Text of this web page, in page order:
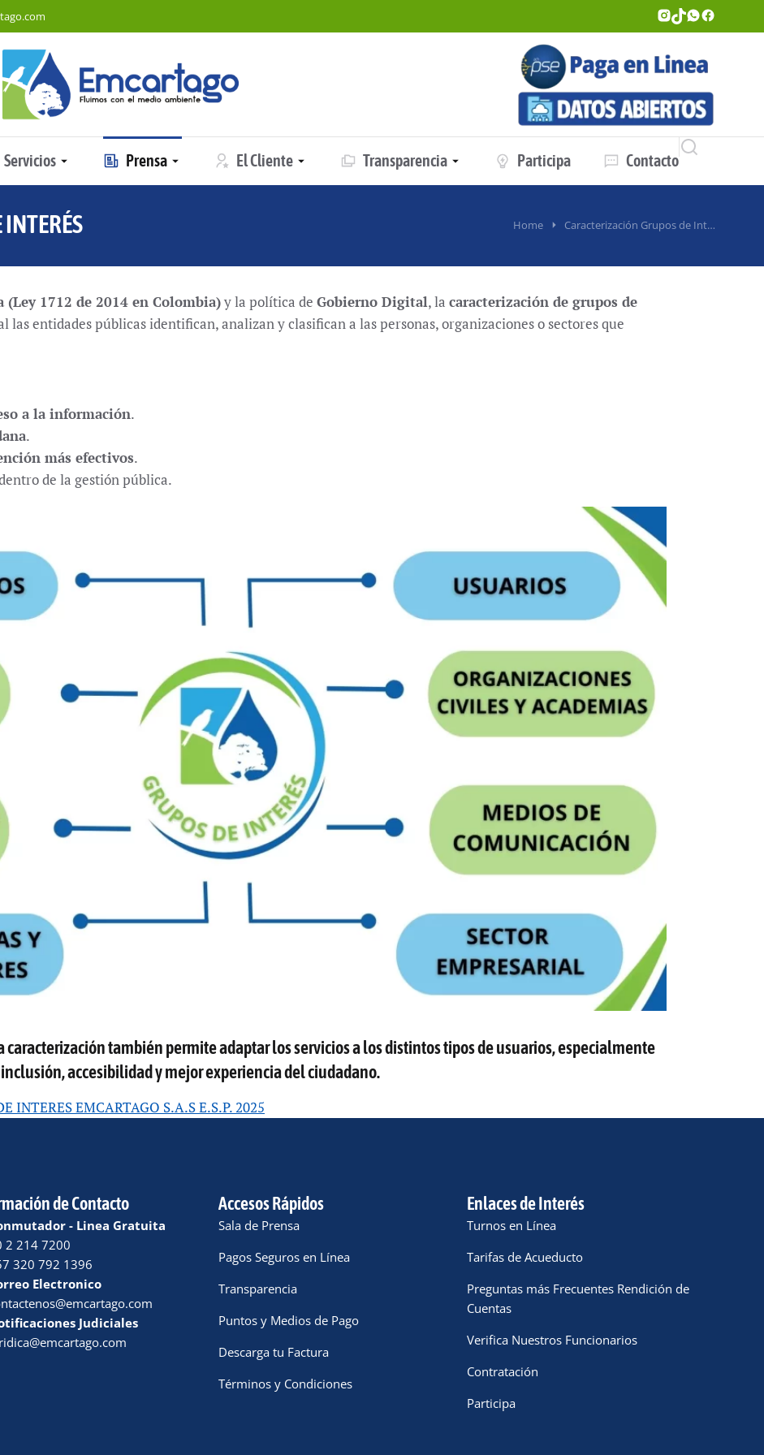
Servicios Prensa El Cliente Transparencia Participa Contacto
Home Caracterización Grupos de Int…
(Ley 1712 de 2014 en Colombia)y la política de Gobierno Digital, la caracterización de grupos de
las entidades públicas identifican, analizan y clasifican a las personas, organizaciones o sectores que
a la información.
.
más efectivos.
de la gestión pública.
caracterización también permite adaptar los servicios a los distintos tipos de usuarios, especialmente
accesibilidad y mejor experiencia del ciudadano.
INTERES EMCARTAGO S.A.S E.S.P. 2025
de Contacto
- Linea Gratuita
2 214 7200
320 792 1396
Electronico
Judiciales
Accesos Rápidos
Sala de Prensa
Pagos Seguros en Línea
Transparencia
Puntos y Medios de Pago
Descarga tu Factura
Términos y Condiciones
Enlaces de Interés
Turnos en Línea
Tarifas de Acueducto
Preguntas más Frecuentes Rendición de
Cuentas
Verifica Nuestros Funcionarios
Contratación
Participa